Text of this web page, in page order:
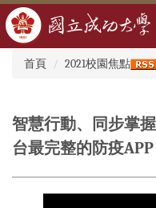
內
容
區
:::
首頁
2021校園焦點
智慧行動、同步掌
台最完整的防疫APP